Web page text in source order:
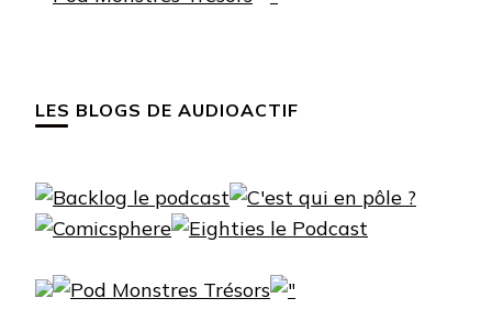
LES BLOGS DE AUDIOACTIF